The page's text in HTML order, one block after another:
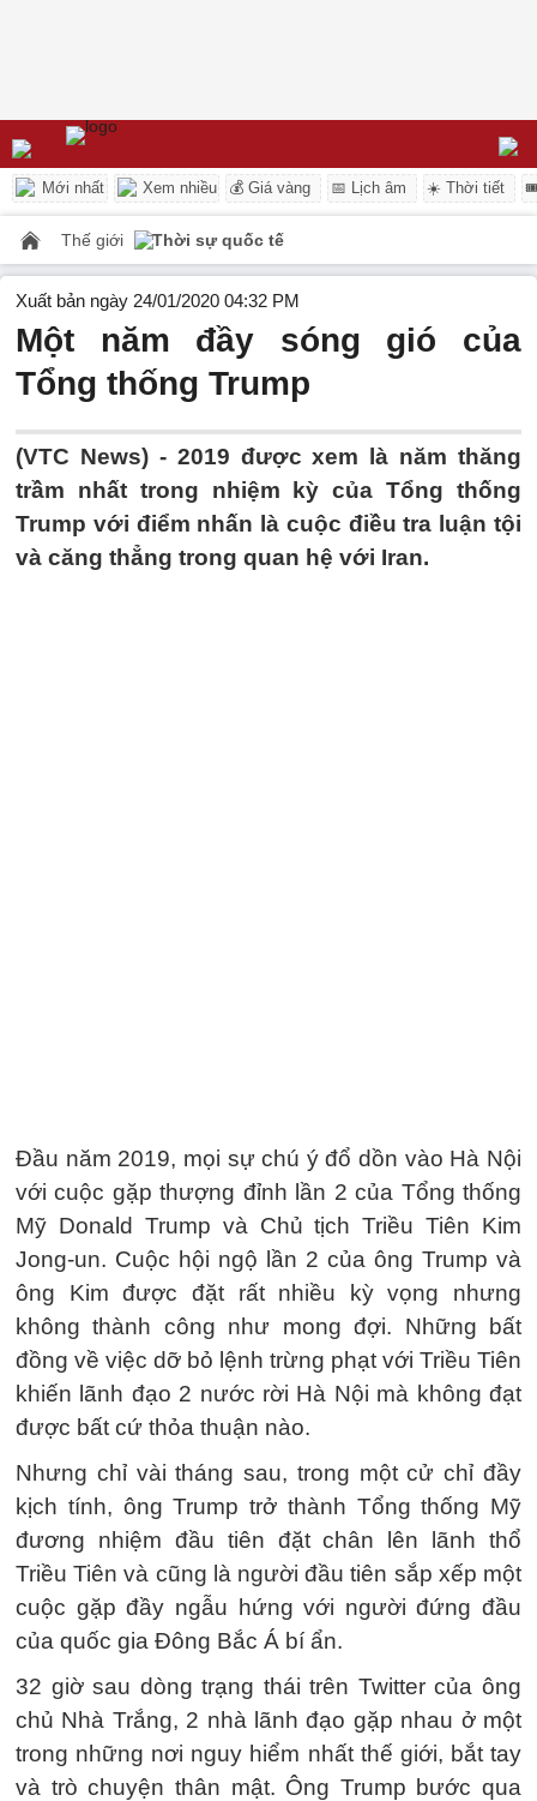
Mới nhất Xem nhiều 💰 Giá vàng 📅 Lịch âm ☀️ Thời tiết
Thế giới Thời sự quốc tế
Xuất bản ngày 24/01/2020 04:32 PM
Một năm đầy sóng gió của
Tổng thống Trump
(VTC News) - 2019 được xem là năm thăng
trầm nhất trong nhiệm kỳ của Tổng thống
Trump với điểm nhấn là cuộc điều tra luận tội
và căng thẳng trong quan hệ với Iran.
Đầu năm 2019, mọi sự chú ý đổ dồn vào Hà Nội
với cuộc gặp thượng đỉnh lần 2 của Tổng thống
Mỹ Donald Trump và Chủ tịch Triều Tiên Kim
Jong-un. Cuộc hội ngộ lần 2 của ông Trump và
ông Kim được đặt rất nhiều kỳ vọng nhưng
không thành công như mong đợi. Những bất
đồng về việc dỡ bỏ lệnh trừng phạt với Triều Tiên
khiến lãnh đạo 2 nước rời Hà Nội mà không đạt
được bất cứ thỏa thuận nào.
Nhưng chỉ vài tháng sau, trong một cử chỉ đầy
kịch tính, ông Trump trở thành Tổng thống Mỹ
đương nhiệm đầu tiên đặt chân lên lãnh thổ
Triều Tiên và cũng là người đầu tiên sắp xếp một
cuộc gặp đầy ngẫu hứng với người đứng đầu
của quốc gia Đông Bắc Á bí ẩn.
32 giờ sau dòng trạng thái trên Twitter của ông
chủ Nhà Trắng, 2 nhà lãnh đạo gặp nhau ở một
trong những nơi nguy hiểm nhất thế giới, bắt tay
và trò chuyện thân mật. Ông Trump bước qua